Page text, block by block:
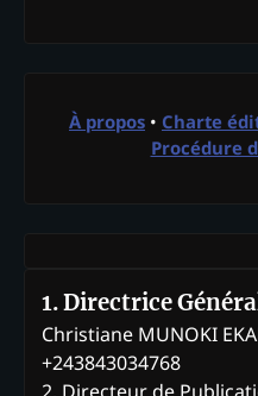
À propos • Charte
Procédure
1. Directrice
Christiane MUNOKI
+243843034768